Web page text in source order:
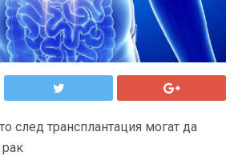
след трансплантация могат да
рак